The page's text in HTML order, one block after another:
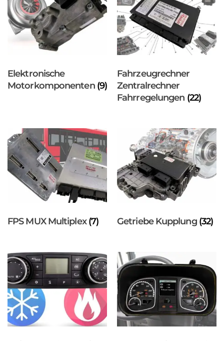
Elektronische
Motorkomponenten (9)
Fahrzeugrechner
Zentralrechner
Fahrregelungen (22)
FPS MUX Multiplex(7) Getriebe Kupplung (32)